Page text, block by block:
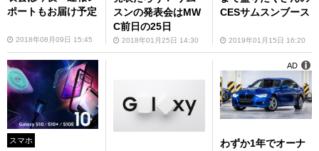
ポートもお届け予定
2018年08月09日 15:45
スンの発表会はMW
C前日の25日
2018年01月25日 14:30
CESサムスンブース
2019年01月15日 16:20
スマホ
わずか1年でオーナ
AD